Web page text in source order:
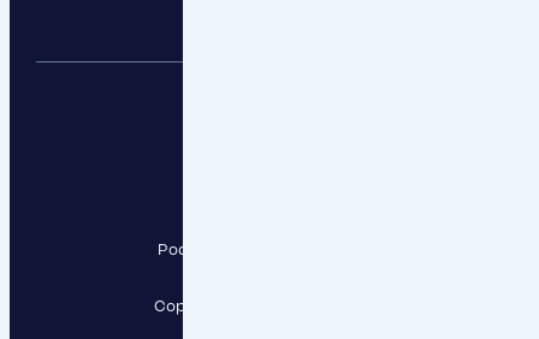
Pod Krčským lesem 2016/22,
Copyright RESPECT, a.s., 2026